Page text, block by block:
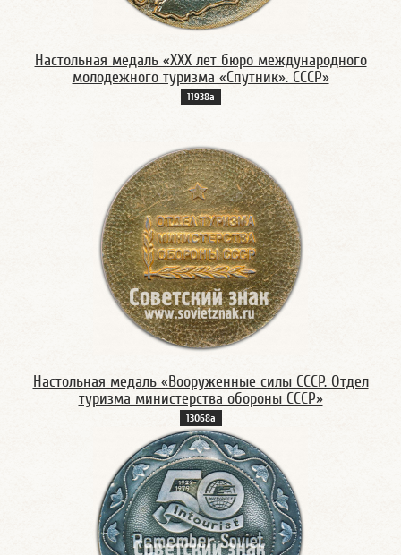
Настольная медаль «XXX лет бюро международного
молодежного туризма «Спутник». СССР»
11938а
Настольная медаль «Вооруженные силы СССР. Отдел
туризма министерства обороны СССР»
13068а